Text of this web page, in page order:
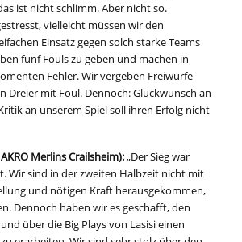
ist nicht schlimm. Aber nicht so.
vielleicht müssen wir den
Einsatz gegen solch starke Teams
fünf Fouls zu geben und machen in
Fehler. Wir vergeben Freiwürfe
Dreier mit Foul. Dennoch: Glückwunsch an
an unserem Spiel soll ihren Erfolg nicht
Merlins Crailsheim):„Der Sieg war
Wir sind in der zweiten Halbzeit nicht mit
und nötigen Kraft herausgekommen,
Dennoch haben wir es geschafft, den
über die Big Plays von Lasisi einen